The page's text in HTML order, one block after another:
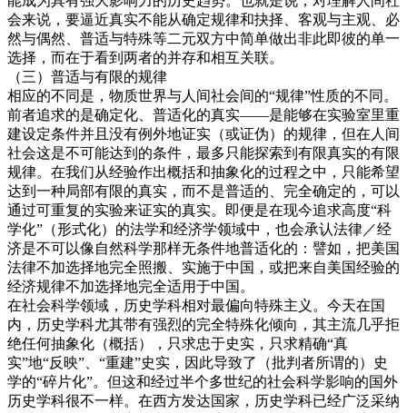
会来说，要逼近真实不能从确定规律和抉择、客观与主观、必
然与偶然、普适与特殊等二元双方中简单做出非此即彼的单一
选择，而在于看到两者的并存和相互关联。
（三）普适与有限的规律
相应的不同是，物质世界与人间社会间的“规律”性质的不同。
前者追求的是确定化、普适化的真实——是能够在实验室里重
建设定条件并且没有例外地证实（或证伪）的规律，但在人间
社会这是不可能达到的条件，最多只能探索到有限真实的有限
规律。在我们从经验作出概括和抽象化的过程之中，只能希望
达到一种局部有限的真实，而不是普适的、完全确定的，可以
通过可重复的实验来证实的真实。即便是在现今追求高度“科
学化”（形式化）的法学和经济学领域中，也会承认法律／经
济是不可以像自然科学那样无条件地普适化的：譬如，把美国
法律不加选择地完全照搬、实施于中国，或把来自美国经验的
经济规律不加选择地完全适用于中国。
在社会科学领域，历史学科相对最偏向特殊主义。今天在国
内，历史学科尤其带有强烈的完全特殊化倾向，其主流几乎拒
绝任何抽象化（概括），只求忠于史实，只求精确“真
实”地“反映”、“重建”史实，因此导致了（批判者所谓的）史
学的“碎片化”。但这和经过半个多世纪的社会科学影响的国外
历史学科很不一样。在西方发达国家，历史学科已经广泛采纳